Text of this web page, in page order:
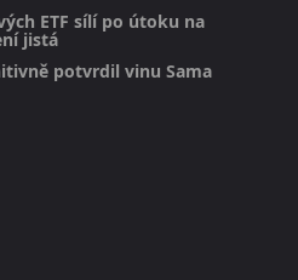
ETF sílí po útoku na
jistá
potvrdil vinu Sama